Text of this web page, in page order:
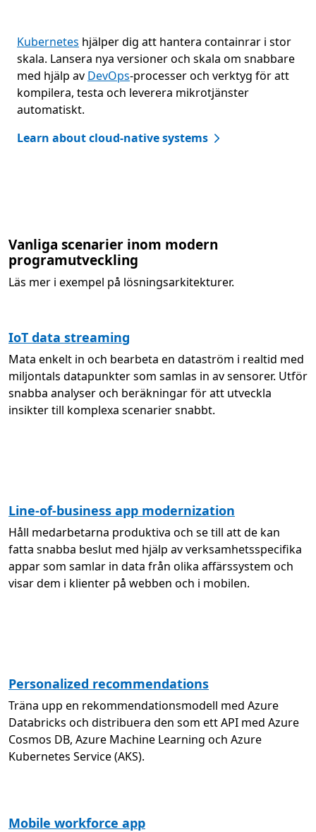
Kubernetes hjälper dig att hantera containrar i stor
skala. Lansera nya versioner och skala om snabbare
med hjälp av DevOps-processer och verktyg för att
kompilera, testa och leverera mikrotjänster
automatiskt.
Learn about cloud-native systems
Vanliga scenarier inom modern
programutveckling
Läs mer i exempel på lösningsarkitekturer.
IoT data streaming
Mata enkelt in och bearbeta en dataström i realtid med
miljontals datapunkter som samlas in av sensorer. Utför
snabba analyser och beräkningar för att utveckla
insikter till komplexa scenarier snabbt.
Line-of-business app modernization
Håll medarbetarna produktiva och se till att de kan
fatta snabba beslut med hjälp av verksamhetsspecifika
appar som samlar in data från olika affärssystem och
visar dem i klienter på webben och i mobilen.
Personalized recommendations
Träna upp en rekommendationsmodell med Azure
Databricks och distribuera den som ett API med Azure
Cosmos DB, Azure Machine Learning och Azure
Kubernetes Service (AKS).
Mobile workforce app